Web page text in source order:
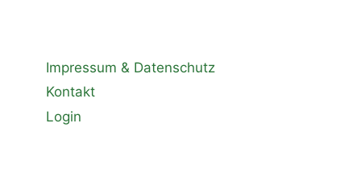
Impressum & Datenschutz
Kontakt
Login